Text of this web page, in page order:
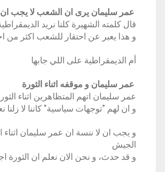
عمر سليمان يرى ان الشعب لا يجب
قال كلمته الشهيرة كلنا نريد
و هذا يعبر عن احتقار للشعب اكثر من
أم الديمقراطية على اللي جابها
عمر سليمان و موقفه اثناء الثورة
عمر سليمان اتهم المتظاهرين اثناء
و ان لهم "توجهات سياسية" كاننا لا
و يجب ان لا ننسة ان عمر سليمان اثناء
الجيش
و قد حدث، و نحن الان نعلم ان الثورة